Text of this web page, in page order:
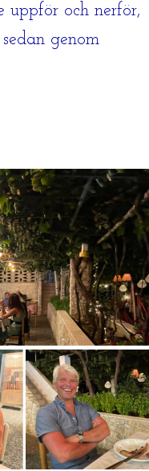
uppför och nerför,
genom